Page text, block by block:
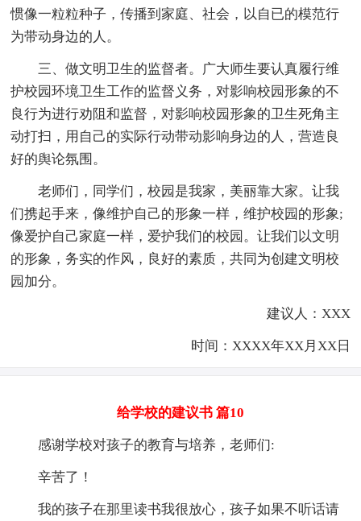
惯像一粒粒种子，传播到家庭、社会，以自已的模范行
为带动身边的人。
三、做文明卫生的监督者。广大师生要认真履行维
护校园环境卫生工作的监督义务，对影响校园形象的不
良行为进行劝阻和监督，对影响校园形象的卫生死角主
动打扫，用自己的实际行动带动影响身边的人，营造良
好的舆论氛围。
老师们，同学们，校园是我家，美丽靠大家。让我
们携起手来，像维护自己的形象一样，维护校园的形象;
像爱护自己家庭一样，爱护我们的校园。让我们以文明
的形象，务实的作风，良好的素质，共同为创建文明校
园加分。
建议人：XXX
时间：XXXX年XX月XX日
给学校的建议书 篇10
感谢学校对孩子的教育与培养，老师们:
辛苦了！
我的孩子在那里读书我很放心，孩子如果不听话请